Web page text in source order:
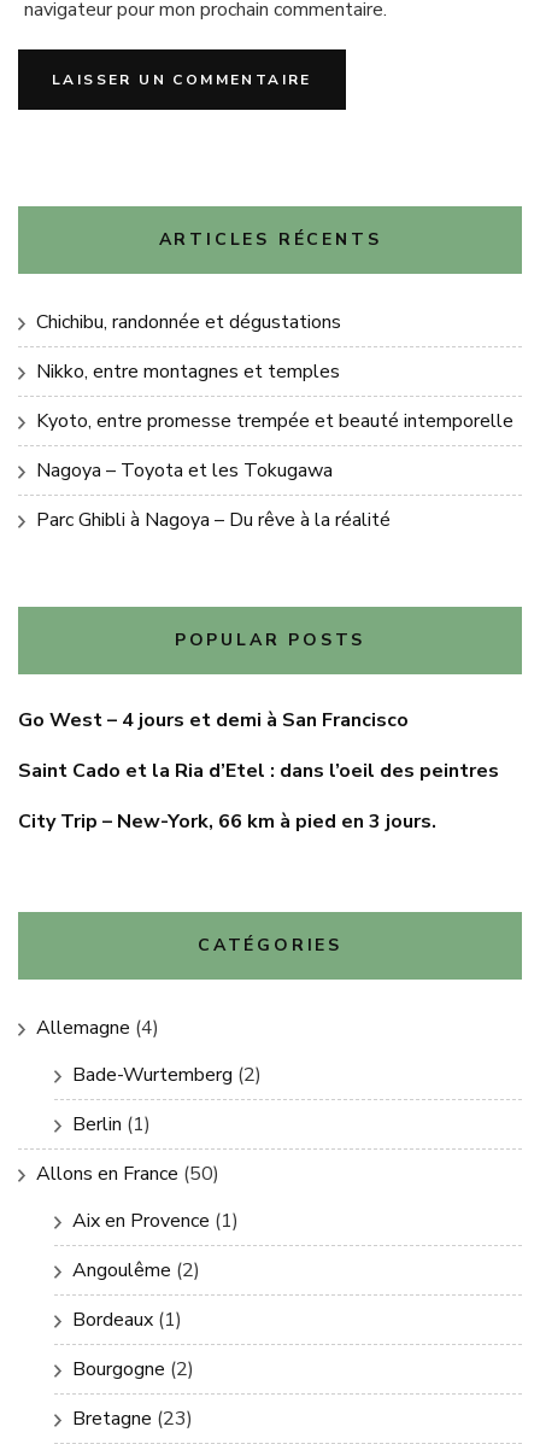
navigateur pour mon prochain commentaire.
ARTICLES RÉCENTS
Chichibu, randonnée et dégustations
Nikko, entre montagnes et temples
Kyoto, entre promesse trempée et beauté intemporelle
Nagoya – Toyota et les Tokugawa
Parc Ghibli à Nagoya – Du rêve à la réalité
POPULAR POSTS
Go West – 4 jours et demi à San Francisco
Saint Cado et la Ria d’Etel : dans l’oeil des peintres
City Trip – New-York, 66 km à pied en 3 jours.
CATÉGORIES
Allemagne (4)
Bade-Wurtemberg (2)
Berlin (1)
Allons en France (50)
Aix en Provence (1)
Angoulême (2)
Bordeaux (1)
Bourgogne (2)
Bretagne (23)